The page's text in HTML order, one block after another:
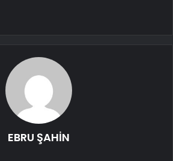
EBRU ŞAHİN